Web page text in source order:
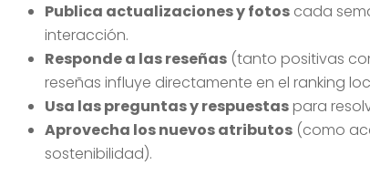
Publica actualizaciones y fotoscada
interacción.
Responde a las reseñas(tanto positivas
reseñas influye directamente en el ranking
Usa las preguntas y respuestaspara
Aprovecha los nuevos atributos(como
sostenibilidad).